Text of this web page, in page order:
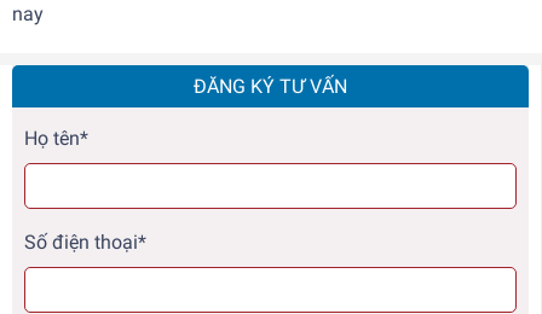
ĐĂNG KÝ TƯ VẤN
Họ tên*
Số điện thoại*
nay